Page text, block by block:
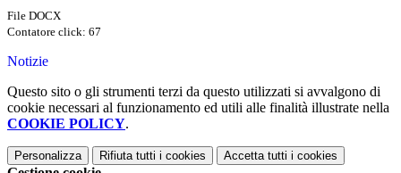
File DOCX
Contatore click: 67
Notizie
Questo sito o gli strumenti terzi da questo utilizzati si avvalgono di
cookie necessari al funzionamento ed utili alle finalità illustrate nella
COOKIE POLICY.
Personalizza Rifiuta tutti i cookies Accetta tutti i cookies